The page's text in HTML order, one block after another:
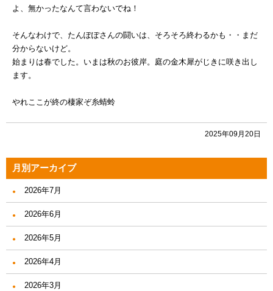
よ、無かったなんて言わないでね！
そんなわけで、たんぽぽさんの闘いは、そろそろ終わるかも・・まだ
分からないけど。
始まりは春でした。いまは秋のお彼岸。庭の金木犀がじきに咲き出し
ます。
やれここが終の棲家ぞ糸蜻蛉
2025年09月20日
月別アーカイブ
2026年7月
2026年6月
2026年5月
2026年4月
2026年3月